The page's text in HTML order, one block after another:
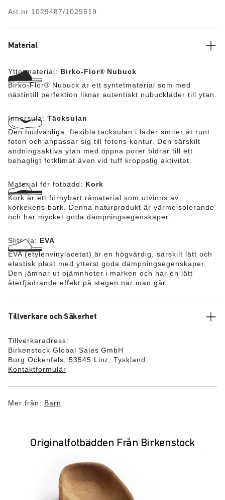
Art.nr 1029487/1029519
Material
Yttermaterial: Birko-Flor® Nubuck
Birko-Flor® Nubuck är ett syntetmaterial som med
nästintill perfektion liknar autentiskt nubuckläder till ytan.
Innersula: Täcksulan
Den hudvänliga, flexibla täcksulan i läder smiter åt runt
foten och anpassar sig till fotens kontur. Den särskilt
andningsaktiva ytan med öppna porer bidrar till ett
behagligt fotklimat även vid tuff kroppslig aktivitet.
Material för fotbädd: Kork
Kork är ett förnybart råmaterial som utvinns av
korkekens bark. Denna naturprodukt är värmeisolerande
och har mycket goda dämpningsegenskaper.
Slitsula: EVA
EVA (etylenvinylacetat) är en högvärdig, särskilt lätt och
elastisk plast med ytterst goda dämpningsegenskaper.
Den jämnar ut ojämnheter i marken och har en lätt
återfjädrande effekt på stegen när man går.
Tillverkare och Säkerhet
Tillverkaradress:
Birkenstock Global Sales GmbH
Burg Ockenfels, 53545 Linz, Tyskland
Kontaktformulär
Mer från: Barn
Originalfotbädden Från Birkenstock